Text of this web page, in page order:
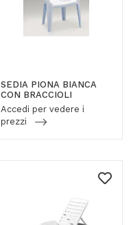
SEDIA PIONA BIANCA
CON BRACCIOLI
Accedi per vedere i
prezzi